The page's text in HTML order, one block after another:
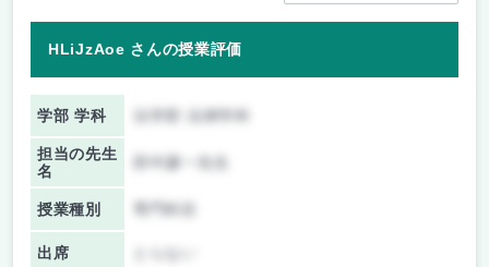
HLiJzAoe さんの授業評価
学部 学科
担当の先生
名
田中謙一先生
授業種別
出席